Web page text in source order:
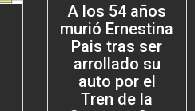
A los 54 años
murió Ernestina
Pais tras ser
arrollado su
auto por el
Tren de la